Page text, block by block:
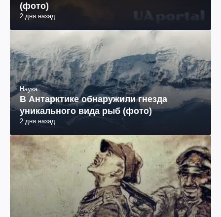
(фото)
2 дня назад
Наука
В Антарктике обнаружили гнезда
уникального вида рыб (фото)
2 дня назад